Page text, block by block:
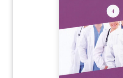
Tankönyv, segédkönyv